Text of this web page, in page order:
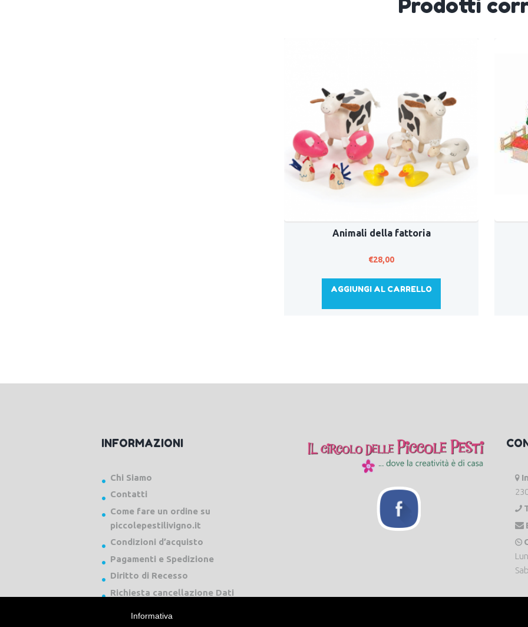
Prodotti
Animali della fattoria
€28,00
AGGIUNGI AL CARRELLO
INFORMAZIONI
Chi Siamo
Contatti
Come fare un ordine su
piccolepestilivigno.it
Condizioni d’acquisto
Pagamenti e Spedizione
Diritto di Recesso
Richiesta cancellazione Dati
Informativa